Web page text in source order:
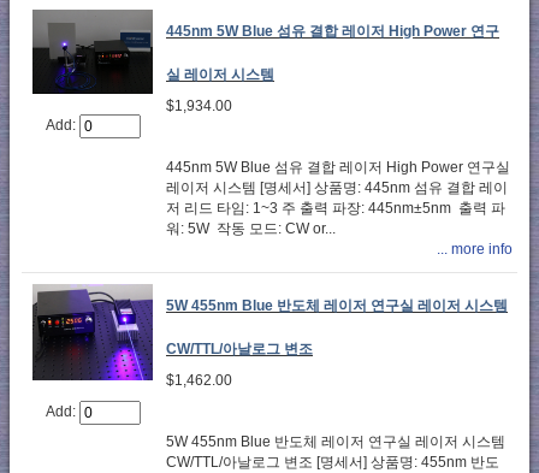
Add:
445nm 5W Blue 섬유 결합 레이저 High Power 연구
실 레이저 시스템
$1,934.00
445nm 5W Blue 섬유 결합 레이저 High Power 연구실
레이저 시스템 [명세서] 상품명: 445nm 섬유 결합 레이
저 리드 타임: 1~3 주 출력 파장: 445nm±5nm 출력 파
워: 5W 작동 모드: CW or...
... more info
Add:
5W 455nm Blue 반도체 레이저 연구실 레이저 시스템
CW/TTL/아날로그 변조
$1,462.00
5W 455nm Blue 반도체 레이저 연구실 레이저 시스템
CW/TTL/아날로그 변조 [명세서] 상품명: 455nm 반도